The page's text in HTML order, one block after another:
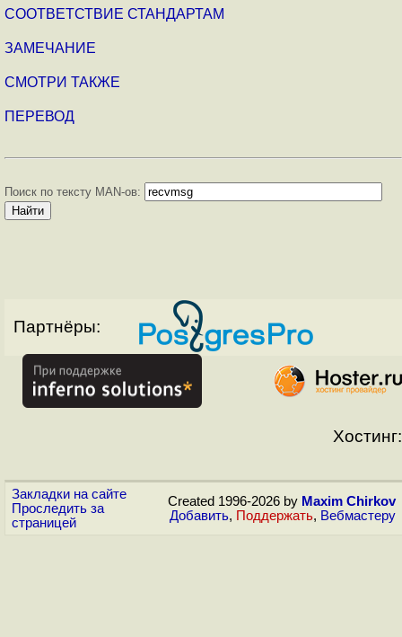
СООТВЕТСТВИЕ СТАНДАРТАМ
ЗАМЕЧАНИЕ
СМОТРИ ТАКЖЕ
ПЕРЕВОД
Поиск по тексту MAN-ов:
Партнёры:
Хостинг:
Закладки на сайте
Проследить за
страницей
Created 1996-2026 by Maxim Chirkov
Добавить, Поддержать, Вебмастеру